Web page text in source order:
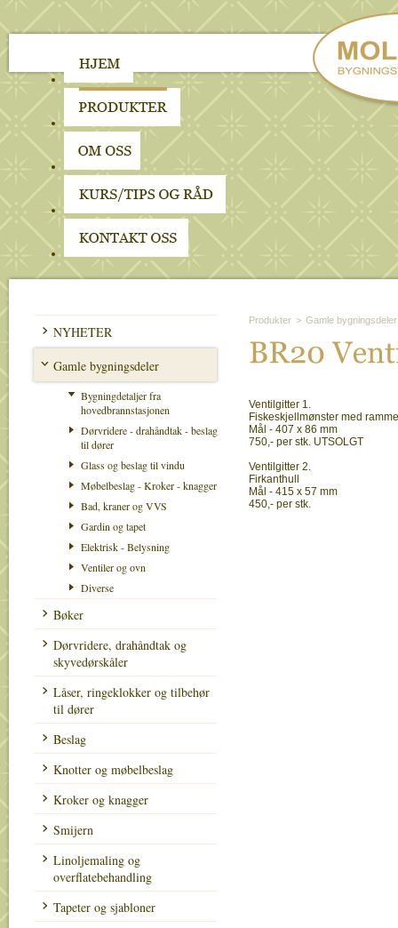
NYHETER
Gamle bygningsdeler
Bygningdetaljer fra
hovedbrannstasjonen
Dørvridere - drahåndtak - beslag
til dører
Glass og beslag til vindu
Møbelbeslag - Kroker - knagger
Bad, kraner og VVS
Gardin og tapet
Elektrisk - Belysning
Ventiler og ovn
Diverse
Bøker
Dørvridere, drahåndtak og
skyvedørskåler
Låser, ringeklokker og tilbehør
til dører
Beslag
Knotter og møbelbeslag
Kroker og knagger
Smijern
Linoljemaling og
overflatebehandling
Tapeter og sjabloner
Produkter > Gamle bygningsdeler
BR20
Ventilgitter 1.
Fiskeskjellmønster med
Mål - 407 x 86 mm
750,- per stk. UTSOLGT
Ventilgitter 2.
Firkanthull
Mål - 415 x 57 mm
450,- per stk.